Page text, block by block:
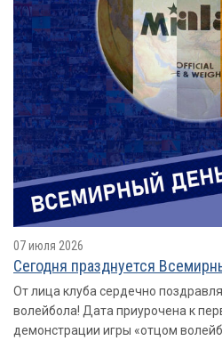
07 июля 2026
Сегодня празднуется
От лица клуба сердечно
волейбола! Дата приурочена к
демонстрации игры «отцом